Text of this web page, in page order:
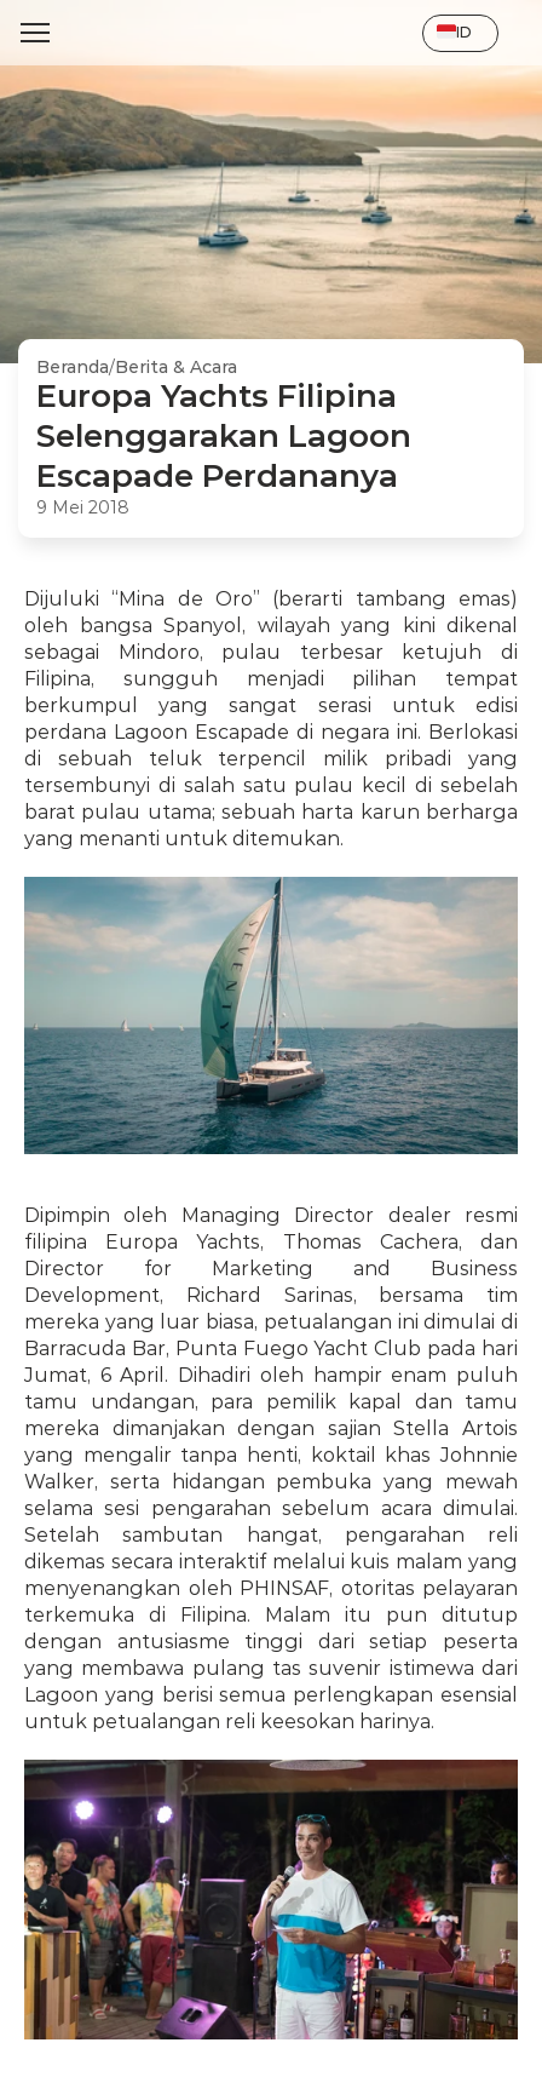
Select Language
ID
Beranda/Berita & Acara
Europa Yachts Filipina
Selenggarakan Lagoon
Escapade Perdananya
9 Mei 2018
Dijuluki “Mina de Oro” (berarti tambang emas)
oleh bangsa Spanyol, wilayah yang kini dikenal
sebagai Mindoro, pulau terbesar ketujuh di
Filipina, sungguh menjadi pilihan tempat
berkumpul yang sangat serasi untuk edisi
perdana Lagoon Escapade di negara ini. Berlokasi
di sebuah teluk terpencil milik pribadi yang
tersembunyi di salah satu pulau kecil di sebelah
barat pulau utama; sebuah harta karun berharga
yang menanti untuk ditemukan.
Dipimpin oleh Managing Director dealer resmi
filipina Europa Yachts, Thomas Cachera, dan
Director for Marketing and Business
Development, Richard Sarinas, bersama tim
mereka yang luar biasa, petualangan ini dimulai di
Barracuda Bar, Punta Fuego Yacht Club pada hari
Jumat, 6 April. Dihadiri oleh hampir enam puluh
tamu undangan, para pemilik kapal dan tamu
mereka dimanjakan dengan sajian Stella Artois
yang mengalir tanpa henti, koktail khas Johnnie
Walker, serta hidangan pembuka yang mewah
selama sesi pengarahan sebelum acara dimulai.
Setelah sambutan hangat, pengarahan reli
dikemas secara interaktif melalui kuis malam yang
menyenangkan oleh PHINSAF, otoritas pelayaran
terkemuka di Filipina. Malam itu pun ditutup
dengan antusiasme tinggi dari setiap peserta
yang membawa pulang tas suvenir istimewa dari
Lagoon yang berisi semua perlengkapan esensial
untuk petualangan reli keesokan harinya.